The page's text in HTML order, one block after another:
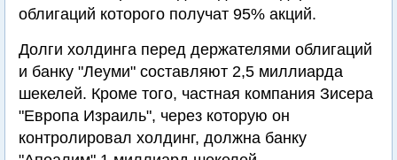
облигаций которого получат 95% акций.
Долги холдинга перед держателями облигаций
и банку "Леуми" составляют 2,5 миллиарда
шекелей. Кроме того, частная компания Зисера
"Европа Израиль", через которую он
контролировал холдинг, должна банку